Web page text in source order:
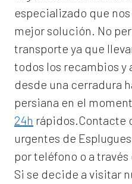
especializado que
mejor solución. No
transporte ya que
todos los recambios y
desde una cerradura
persiana en el
24h rápidos.Contacte
urgentes de
por teléfono o a
Si se decide a visitar